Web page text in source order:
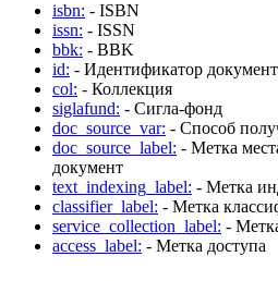
isbn: - ISBN
issn: - ISSN
bbk: - BBK
id: - Идентификатор
col: - Коллекция
siglafund: - Сигла-фонд
doc_source_var: - Способ
doc_source_label: - Метка
документ
text_indexing_label: - Метка
classifier_label: - Метка
service_collection_label: -
access_label: - Метка доступа